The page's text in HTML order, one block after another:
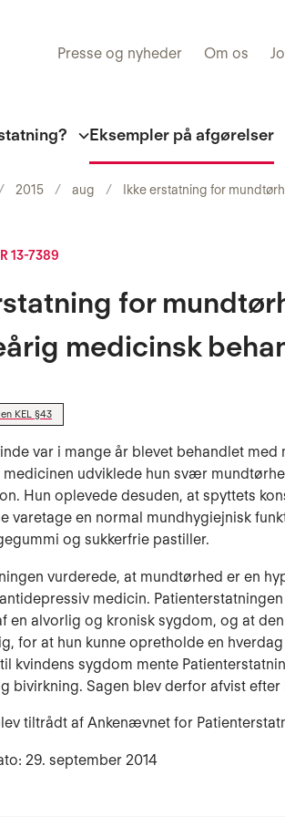
Presse og nyheder Om os
Eksempler på afgørelser
2015 aug Ikke erstatning for
13-7389
for
medicinsk
KEL §43
var i mange år blevet behandlet
medicinen udviklede hun svær
Hun oplevede desuden, at spyttets
varetage en normal mundhygiejnisk
og sukkerfrie pastiller.
vurderede, at mundtørhed er en
medicin.
en alvorlig og kronisk sygdom, og at
for at hun kunne opretholde en
kvindens sygdom mente
bivirkning. Sagen blev derfor afvist efter
tiltrådt af Ankenævnet for
29. september 2014